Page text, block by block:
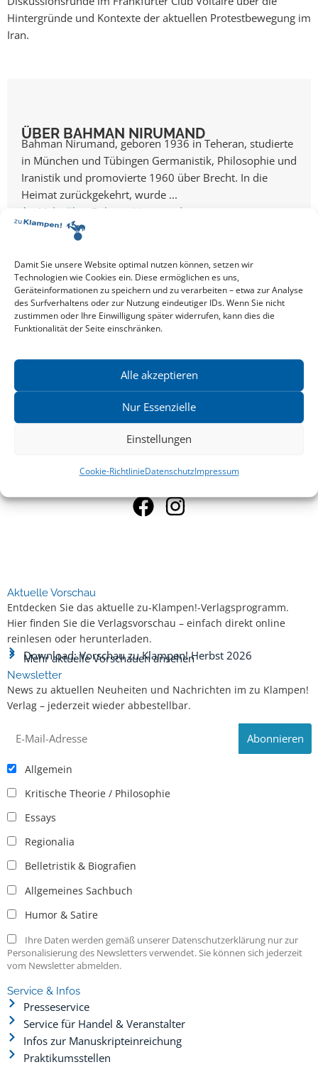
Damit Sie unsere Website optimal nutzen können, setzen wir
Technologien wie Cookies ein. Diese ermöglichen es uns,
Geräteinformationen zu speichern und zu verarbeiten – etwa zur Analyse
des Surfverhaltens oder zur Nutzung eindeutiger IDs. Wenn Sie nicht
zustimmen oder Ihre Einwilligung später widerrufen, kann dies die
Funktionalität der Seite einschränken.
Alle akzeptieren
Nur Essenzielle
Einstellungen
Cookie-RichtlinieDatenschutzImpressum
Hintergründe und Kontexte der aktuellen Protestbewegung im
Iran.
ÜBER BAHMAN NIRUMAND
Bahman Nirumand, geboren 1936 in Teheran, studierte
in München und Tübingen Germanistik, Philosophie und
Iranistik und promovierte 1960 über Brecht. In die
Heimat zurückgekehrt, wurde ...
Mehr über Bahman Nirumand
Alle Events
EVENT TEILEN
VERANSTALTUNGSORT
Club Voltaire
19:00 Uhr
Aktuelle Vorschau
Entdecken Sie das aktuelle zu-Klampen!-Verlagsprogramm.
Hier finden Sie die Verlagsvorschau – einfach direkt online
reinlesen oder herunterladen.
Download: Vorschau zu Klampen! Herbst 2026
Mehr aktuelle Vorschauen ansehen
Newsletter
News zu aktuellen Neuheiten und Nachrichten im zu Klampen!
Verlag – jederzeit wieder abbestellbar.
Allgemein
Kritische Theorie / Philosophie
Essays
Regionalia
Belletristik & Biografien
Allgemeines Sachbuch
Humor & Satire
Ihre Daten werden gemäß unserer Datenschutzerklärung nur zur
Personalisierung des Newsletters verwendet. Sie können sich jederzeit
vom Newsletter abmelden.
Service & Infos
Presseservice
Service für Handel & Veranstalter
Infos zur Manuskripteinreichung
Praktikumsstellen